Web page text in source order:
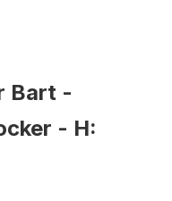
Bart -
- H: